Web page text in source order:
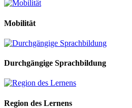
Mobilität
Durchgängige Sprachbildung
Region des Lernens